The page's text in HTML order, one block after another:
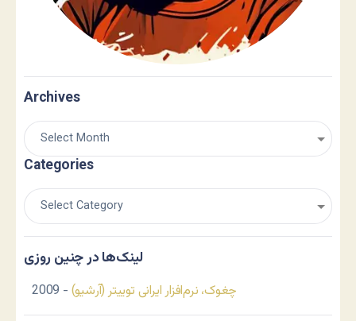
Archives
Categories
لینک‌ها در چنین روزی
چغوک، نرم‌افزار ایرانی توییتر (آرشیو) - 2009